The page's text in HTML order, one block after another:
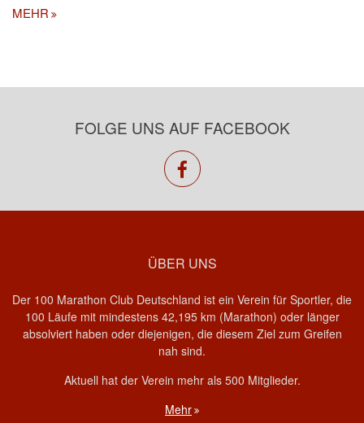
MEHR
FOLGE UNS AUF FACEBOOK
facebook
ÜBER UNS
Der 100 Marathon Club Deutschland ist ein Verein für Sportler, die
100 Läufe mit mindestens 42,195 km (Marathon) oder länger
absolviert haben oder diejenigen, die diesem Ziel zum Greifen
nah sind.
Aktuell hat der Verein mehr als 500 Mitglieder.
Mehr